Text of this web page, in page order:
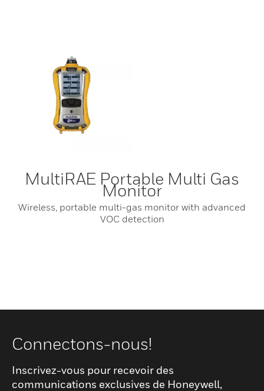
MultiRAE Portable Multi Gas
Monitor
Wireless, portable multi-gas monitor with advanced
VOC detection
Connectons-nous!
Inscrivez-vous pour recevoir des
communications exclusives de Honeywell,